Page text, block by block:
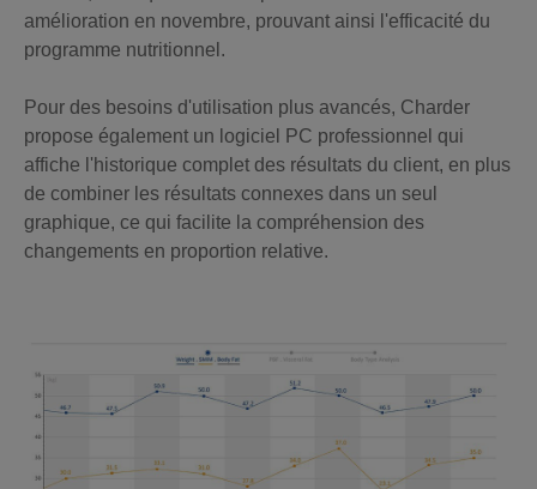
amélioration en novembre, prouvant ainsi l'efficacité du
programme nutritionnel.
Pour des besoins d'utilisation plus avancés, Charder
propose également un logiciel PC professionnel qui
affiche l'historique complet des résultats du client, en plus
de combiner les résultats connexes dans un seul
graphique, ce qui facilite la compréhension des
changements en proportion relative.